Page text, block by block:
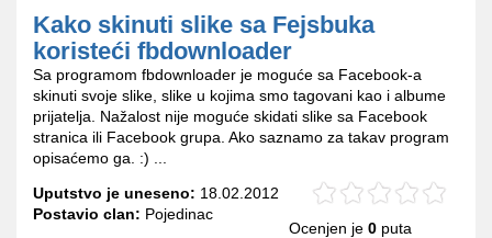
Kako skinuti slike sa Fejsbuka
koristeći fbdownloader
Sa programom fbdownloader je moguće sa Facebook-a
skinuti svoje slike, slike u kojima smo tagovani kao i albume
prijatelja. Nažalost nije moguće skidati slike sa Facebook
stranica ili Facebook grupa. Ako saznamo za takav program
opisaćemo ga. :) ...
Uputstvo je uneseno: 18.02.2012
Postavio clan: Pojedinac
Ocenjen je 0 puta